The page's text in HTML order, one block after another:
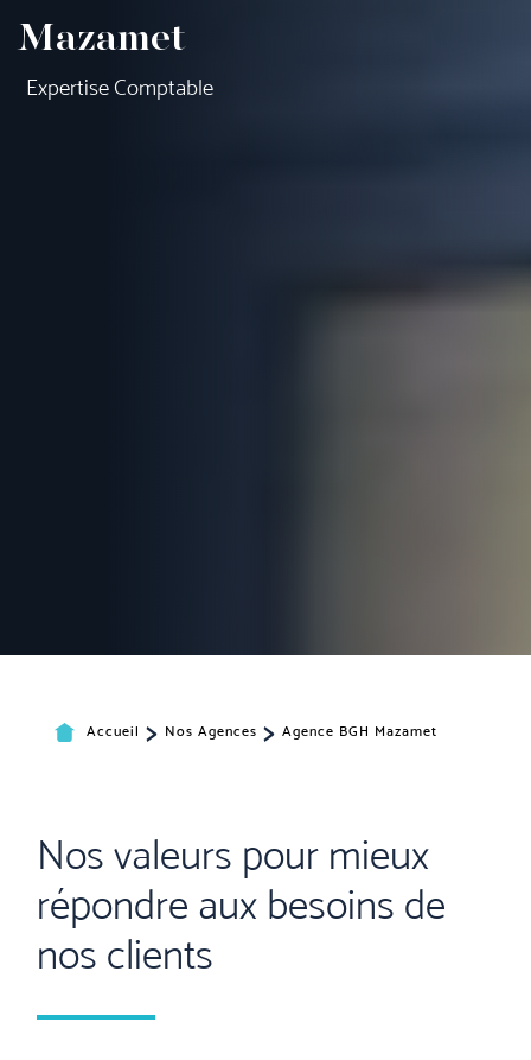
Mazamet
Expertise Comptable
Accueil > Nos Agences > Agence BGH Mazamet
Nos valeurs pour mieux
répondre aux besoins de
nos clients